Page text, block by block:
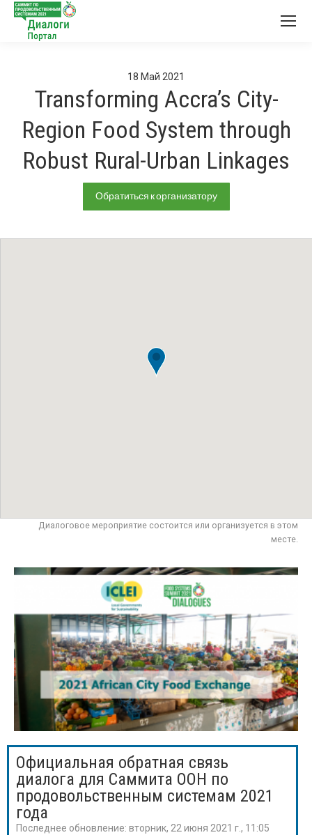
18 Май 2021
Transforming Accra’s City-
Region Food System through
Robust Rural-Urban Linkages
Обратиться к организатору
Диалоговое мероприятие состоится или организуется в этом
месте.
Официальная обратная связь
диалога для Саммита ООН по
продовольственным системам 2021
года
Последнее обновление: вторник, 22 июня 2021 г., 11:05